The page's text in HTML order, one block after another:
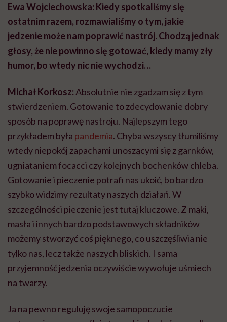
Ewa Wojciechowska: Kiedy spotkaliśmy się
ostatnim razem, rozmawialiśmy o tym, jakie
jedzenie może nam poprawić nastrój. Chodzą jednak
głosy, że nie powinno się gotować, kiedy mamy zły
humor, bo wtedy nic nie wychodzi…
Michał Korkosz:Absolutnie nie zgadzam się z tym
stwierdzeniem. Gotowanie to zdecydowanie dobry
sposób na poprawę nastroju. Najlepszym tego
przykładem była pandemia. Chyba wszyscy tłumiliśmy
wtedy niepokój zapachami unoszącymi się z garnków,
ugniataniem focacci czy kolejnych bochenków chleba.
Gotowanie i pieczenie potrafi nas ukoić, bo bardzo
szybko widzimy rezultaty naszych działań. W
szczególności pieczenie jest tutaj kluczowe. Z mąki,
masła i innych bardzo podstawowych składników
możemy stworzyć coś pięknego, co uszczęśliwia nie
tylko nas, lecz także naszych bliskich. I sama
przyjemność jedzenia oczywiście wywołuje uśmiech
na twarzy.
Ja na pewno reguluję swoje samopoczucie